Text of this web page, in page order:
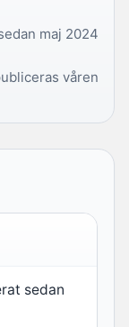
maj 2024
våren
sedan